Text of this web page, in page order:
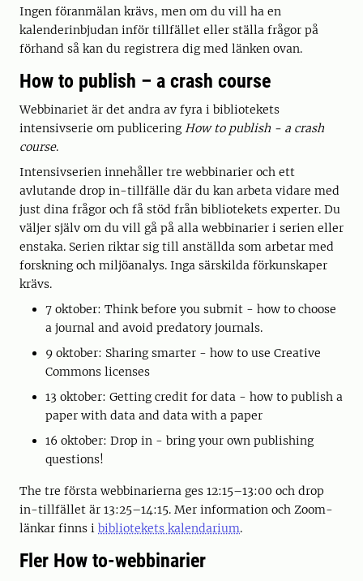
Ingen föranmälan krävs, men om du vill ha en
kalenderinbjudan inför tillfället eller ställa frågor på
förhand så kan du registrera dig med länken ovan.
How to publish – a crash course
Webbinariet är det andra av fyra i bibliotekets
intensivserie om publiceringHow to publish - a crash
course.
Intensivserien innehåller tre webbinarier och ett
avlutande drop in-tillfälle där du kan arbeta vidare med
just dina frågor och få stöd från bibliotekets experter. Du
väljer själv om du vill gå på alla webbinarier i serien eller
enstaka. Serien riktar sig till anställda som arbetar med
forskning och miljöanalys. Inga särskilda förkunskaper
krävs.
7 oktober: Think before you submit - how to choose
a journal and avoid predatory journals.
9 oktober: Sharing smarter - how to use Creative
Commons licenses
13 oktober: Getting credit for data - how to publish a
paper with data and data with a paper
16 oktober: Drop in - bring your own publishing
questions!
The tre första webbinarierna ges 12:15–13:00 och drop
in-tillfället är 13:25–14:15. Mer information och Zoom-
länkar finns i bibliotekets kalendarium.
Fler How to-webbinarier